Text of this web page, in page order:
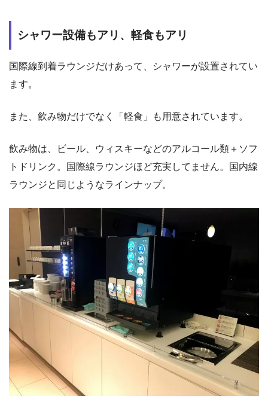
シャワー設備もアリ、軽食もアリ
国際線到着ラウンジだけあって、シャワーが設置されてい
ます。
また、飲み物だけでなく「軽食」も用意されています。
飲み物は、ビール、ウィスキーなどのアルコール類＋ソフ
トドリンク。国際線ラウンジほど充実してません。国内線
ラウンジと同じようなラインナップ。